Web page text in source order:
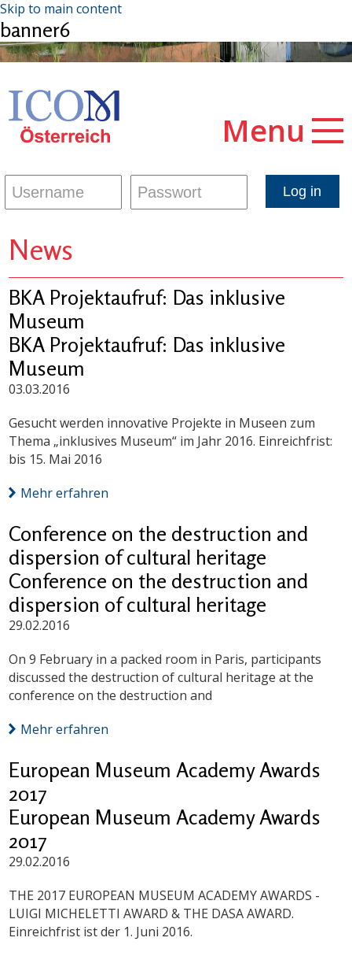
Skip to main content
banner6
Menu
News
BKA Projektaufruf: Das inklusive
Museum
BKA Projektaufruf: Das inklusive
Museum
03.03.2016
Gesucht werden innovative Projekte in Museen zum
Thema „inklusives Museum“ im Jahr 2016. Einreichfrist:
bis 15. Mai 2016
Mehr erfahren
Conference on the destruction and
dispersion of cultural heritage
Conference on the destruction and
dispersion of cultural heritage
29.02.2016
On 9 February in a packed room in Paris, participants
discussed the destruction of cultural heritage at the
conference on the destruction and
Mehr erfahren
European Museum Academy Awards
2017
European Museum Academy Awards
2017
29.02.2016
THE 2017 EUROPEAN MUSEUM ACADEMY AWARDS -
LUIGI MICHELETTI AWARD & THE DASA AWARD.
Einreichfrist ist der 1. Juni 2016.